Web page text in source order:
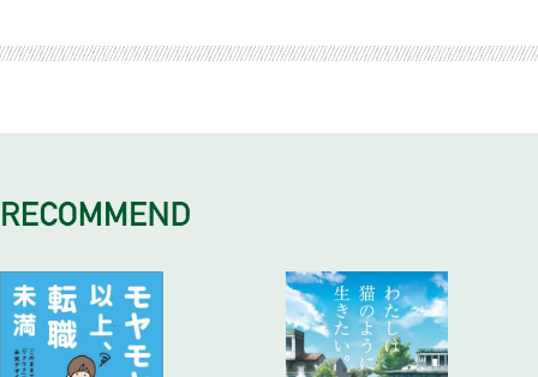
指示の五段活用で部下を動かす
部下からみた理想の上司とは？
社員に目標設定してもらう
ゴールはどこですか？
可能性にかける
業務を細分化し、仕事を任せる
社長が現場で忙しいのは、組織としてよくない
視野は現場の視線で、戦略は上から見る
犯人探しをしてないか？
「忙しい社員」の話は鵜呑みにするな
社員のモチベーションアップ作戦！
賃金アップの効果とは？
職場のおしゃべりは必要か？
経営方針は何のため？
組織は生き物
組織の進化とは？
新しい方法は嫌われる？
意識の違いをルールで変えよ
社長は社員にお金を払いたがっている
社員に何を期待してるか？
数字を入れると効果がバンバン
売れない営業を変身させる方法
パート社員のやる気をアップ
仕事の効率アップを図るには？
スタッフ部門の評価はどうする
労使トラブル最大の原因は？
「会社の雰囲気」は社長のマナーでつくられる